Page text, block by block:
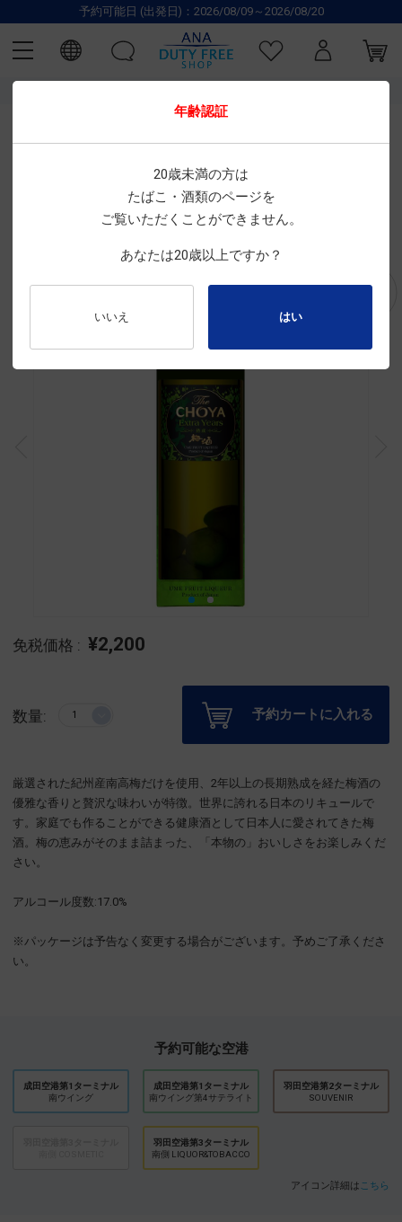
予約可能日 (出発日)：2026/08/09～2026/08/20
梅酒 エクストラ イヤーズ
免税価格 : ¥2,200
数量: 予約カートに入れる
厳選された紀州産南高梅だけを使用、2年以上の長期熟成を経た梅酒の
優雅な香りと贅沢な味わいが特徴。世界に誇れる日本のリキュールで
す。家庭でも作ることができる健康酒として日本人に愛されてきた梅
酒。梅の恵みがそのまま詰まった、「本物の」おいしさをお楽しみくだ
さい。
アルコール度数:17.0%
※パッケージは予告なく変更する場合がございます。予めご了承くださ
い。
予約可能な空港
成田空港第1ターミナル
南ウイング
成田空港第1ターミナル
南ウイング第4サテライト
羽田空港第2ターミナル
SOUVENIR
羽田空港第3ターミナル
南側 LIQUOR&TOBACCO
アイコン詳細は こちら
年齢認証
20歳未満の方は
たばこ・酒類のページを
ご覧いただくことができません。
あなたは20歳以上ですか？
いいえ